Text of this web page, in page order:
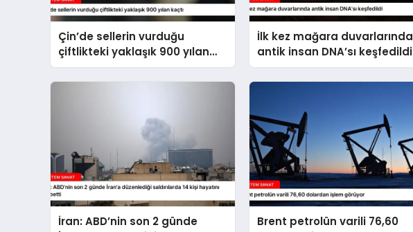
Çin’de sellerin vurduğu
çiftlikteki yaklaşık 900 yılan
kaçtı
İlk kez mağara duvarlarında
antik insan DNA’sı keşfedildi
İran: ABD’nin son 2 günde
Brent petrolün varili 76,60